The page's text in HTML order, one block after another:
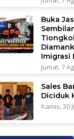
Buka
Imigrasi
Jumat, 7
Sales
Diciduk
Kamis, 30